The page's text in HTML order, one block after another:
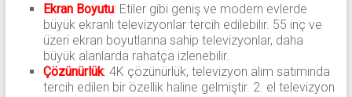
Ekran Boyutu:Etiler gibi geniş ve modern evlerde
büyük ekranlı televizyonlar tercih edilebilir. 55 inç ve
üzeri ekran boyutlarına sahip televizyonlar, daha
büyük alanlarda rahatça izlenebilir.
Çözünürlük:4K çözünürlük, televizyon alım satımında
tercih edilen bir özellik haline gelmiştir. 2. el televizyon